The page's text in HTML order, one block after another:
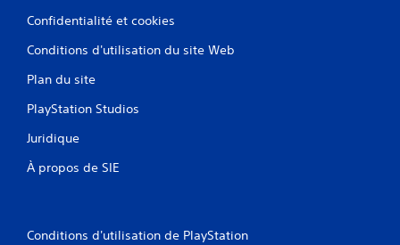
Confidentialité et cookies
Conditions d'utilisation du site Web
Plan du site
PlayStation Studios
Juridique
À propos de SIE
Conditions d'utilisation de PlayStation